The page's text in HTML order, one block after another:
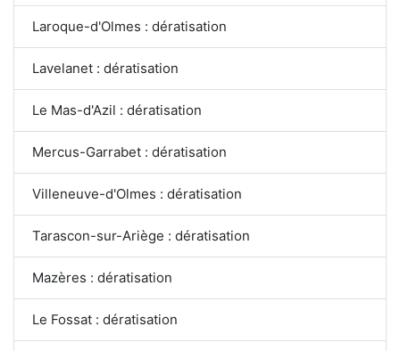
Laroque-d'Olmes : dératisation
Lavelanet : dératisation
Le Mas-d'Azil : dératisation
Mercus-Garrabet : dératisation
Villeneuve-d'Olmes : dératisation
Tarascon-sur-Ariège : dératisation
Mazères : dératisation
Le Fossat : dératisation